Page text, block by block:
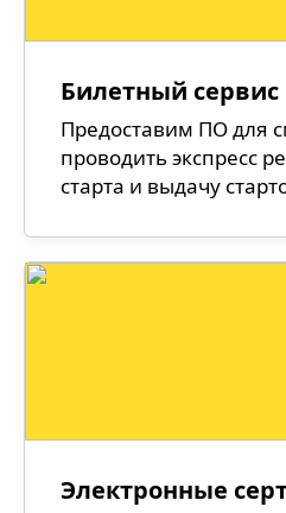
Билетный сервис
Предоставим ПО для
проводить экспресс
старта и выдачу
Электронные